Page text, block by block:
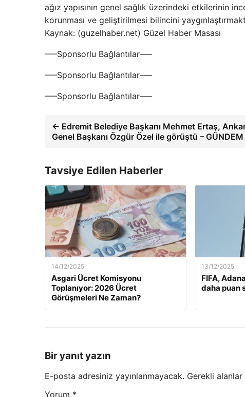
ağız yapısının genel sağlık üzerindeki etkilerinin
korunması ve geliştirilmesi bilincini
Kaynak: (guzelhaber.net) Güzel Haber Masası
—–Sponsorlu Bağlantılar—–
—–Sponsorlu Bağlantılar—–
—–Sponsorlu Bağlantılar—–
← Edremit Belediye Başkanı Mehmet Ertaş,
Genel Başkanı Özgür Özel ile görüştü – GÜNDEM
Tavsiye Edilen Haberler
14/12/2025
Asgari Ücret Komisyonu
Toplanıyor: 2026 Ücret
Görüşmeleri Ne Zaman?
13/12/2025
FIFA,
daha puan
Bir yanıt yazın
E-posta adresiniz yayınlanmayacak. Gerekli alanlar
Yorum *